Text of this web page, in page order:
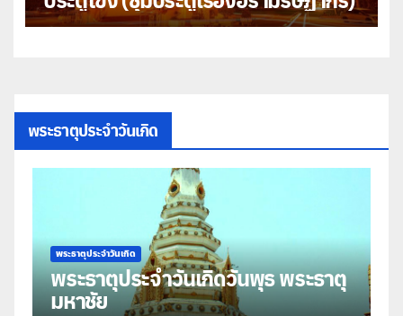
พระธาตุประจำวันเกิด
พระธาตุประจำวันเกิด
พระธาตุประจำวันเกิดวันพุธ พระธาตุ
มหาชัย